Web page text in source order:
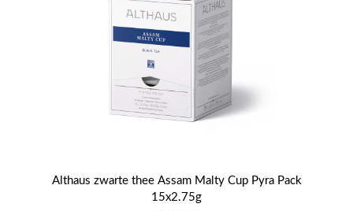
Althaus zwarte thee Assam Malty Cup Pyra Pack
15x2.75g